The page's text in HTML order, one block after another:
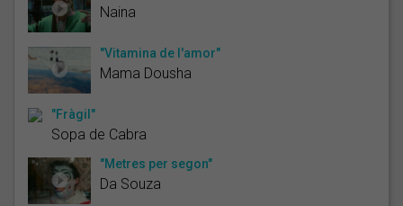
Naina
"Vitamina de l'amor"
Mama Dousha
"Fràgil"
Sopa de Cabra
"Metres per segon"
Da Souza